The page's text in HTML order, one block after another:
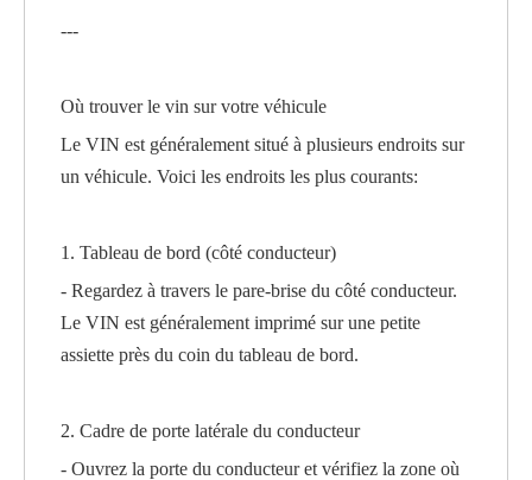
---
Où trouver le vin sur votre véhicule
Le VIN est généralement situé à plusieurs endroits sur
un véhicule. Voici les endroits les plus courants:
1. Tableau de bord (côté conducteur)
- Regardez à travers le pare-brise du côté conducteur.
Le VIN est généralement imprimé sur une petite
assiette près du coin du tableau de bord.
2. Cadre de porte latérale du conducteur
- Ouvrez la porte du conducteur et vérifiez la zone où